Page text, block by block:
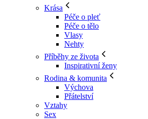
Krása
Péče o pleť
Péče o tělo
Vlasy
Nehty
Příběhy ze života
Inspirativní ženy
Rodina & komunita
Výchova
Přátelství
Vztahy
Sex